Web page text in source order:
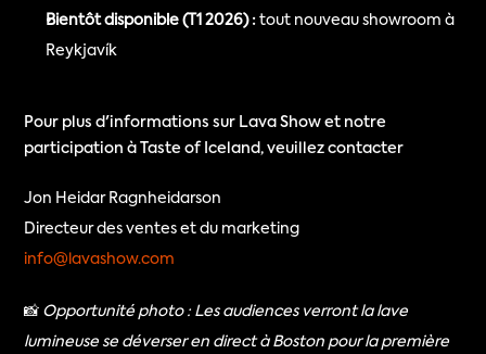
Bientôt disponible (T1 2026) : tout nouveau showroom à
Reykjavík
Pour plus d'informations sur Lava Show et notre
participation à Taste of Iceland, veuillez contacter
Jon Heidar Ragnheidarson
Directeur des ventes et du marketing
info@lavashow.com
📸 Opportunité photo : Les audiences verront la lave
lumineuse se déverser en direct à Boston pour la première